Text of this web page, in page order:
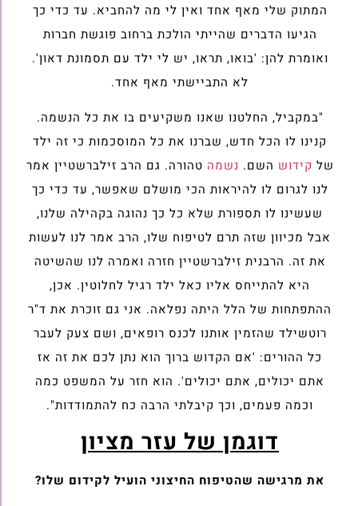
המתוק שלי מאף אחד ואין לי מה להחביא. עד כדי כך
הגיעו הדברים שהייתי הולכת ברחוב פוגשת חברות
ואומרת להן: 'בואו, תראו, יש לי ילד עם תסמונת דאון'.
לא התביישתי מאף אחד.
"במקביל, החלטנו שאנו משקיעים בו את כל הנשמה.
קנינו לו הכל חדש, שברנו את כל המוסכמות כי זה ילד
של קידוש השם. נשמה טהורה. גם הרב זילברשטיין אמר
לנו לגרום לו להיראות הכי מושלם שאפשר, עד כדי כך
שעשינו לו תספורת שלא כל כך נהוגה בקהילה שלנו,
אבל מכיוון שזה תרם לטיפוח שלו, הרב אמר לנו לעשות
את זה. הרבנית זילברשטיין חזרה ואמרה לנו שהשיטה
היא להתייחס אליו כאל ילד רגיל לחלוטין. אכן,
ההתפתחות של הלל היתה נפלאה. אני גם זוכרת את ד"ר
רוטשילד שהזמין אותנו לכנס רופאים, ושם צעק לעבר
כל ההורים: 'אם הקדוש ברוך הוא נתן לכם את זה אז
אתם יכולים, אתם יכולים'. הוא חזר על המשפט כמה
וכמה פעמים, וכך קיבלתי הרבה כח להתמודדות".
דוגמן של עזר מציון
את מרגישה שהטיפוח החיצוני הועיל לקידום שלו?